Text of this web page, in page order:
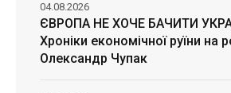
ЄВРОПА НЕ ХОЧЕ БАЧИТИ
Хроніки економічної руїни на
Олександр Чупак
04.08.2026